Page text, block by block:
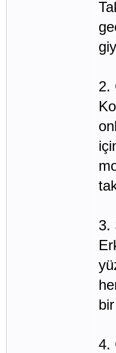
2.
3.
4.